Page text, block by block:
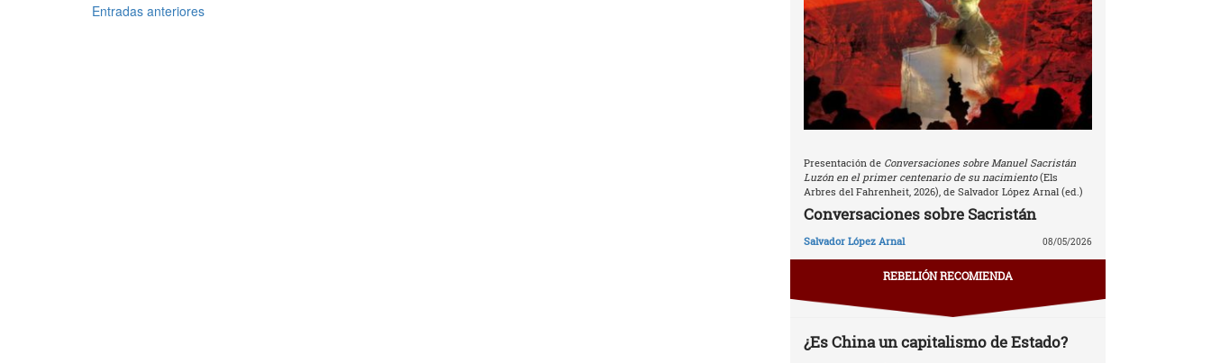
Entradas anteriores
Presentación de Conversaciones sobre Manuel Sacristán
Luzón en el primer centenario de su nacimiento(Els
Arbres del Fahrenheit, 2026), de Salvador López Arnal (ed.)
Conversaciones sobre Sacristán
Salvador López Arnal 08/05/2026
REBELIÓN RECOMIENDA
¿Es China un capitalismo de Estado?